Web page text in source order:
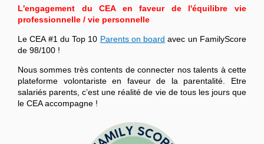
L'engagement du CEA en faveur de l'équilibre vie
professionnelle / vie personnelle
Le CEA #1 du Top 10 Parents on board avec un FamilyScore
de 98/100 !
Nous sommes très contents de connecter nos talents à cette
plateforme volontariste en faveur de la parentalité. Etre
salariés parents, c’est une réalité de vie de tous les jours que
le CEA accompagne !